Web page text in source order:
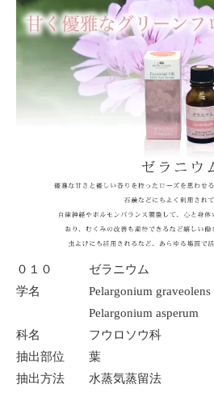
０１０ ゼラニウム
学名 Pelargonium graveolens
Pelargonium asperum
科名 フウロソウ科
抽出部位 葉
抽出方法 水蒸気蒸留法